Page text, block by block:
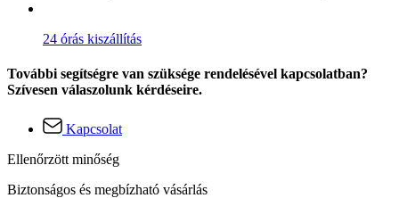
24 órás kiszállítás
További segítségre van szüksége rendelésével kapcsolatban?
Szívesen válaszolunk kérdéseire.
Kapcsolat
Ellenőrzött minőség
Biztonságos és megbízható vásárlás